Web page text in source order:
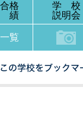
格
績
学 校
説明会
覧